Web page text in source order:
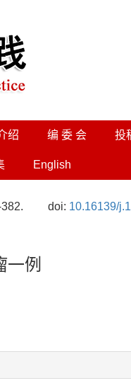
绍 编 委 会 投
English
doi: 10.16139/
一例